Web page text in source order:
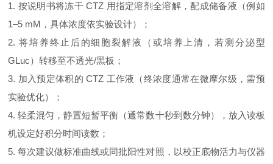
1. 按说明书将冻干 CTZ 用指定溶剂全溶解，配成储备液（例如
1–5 mM，具体浓度依实验设计）；
2. 将培养终止后的细胞裂解液（或培养上清，若测分泌型
GLuc）转移至不透光/黑板；
3. 加入预定体积的 CTZ 工作液（终浓度通常在微摩尔级，需预
实验优化）；
4. 轻柔混匀，静置短暂平衡（通常数十秒到数分钟），放入读板
机设定好积分时间读数；
5. 每次建议做标准曲线或同批阳性对照，以校正底物活力与仪器